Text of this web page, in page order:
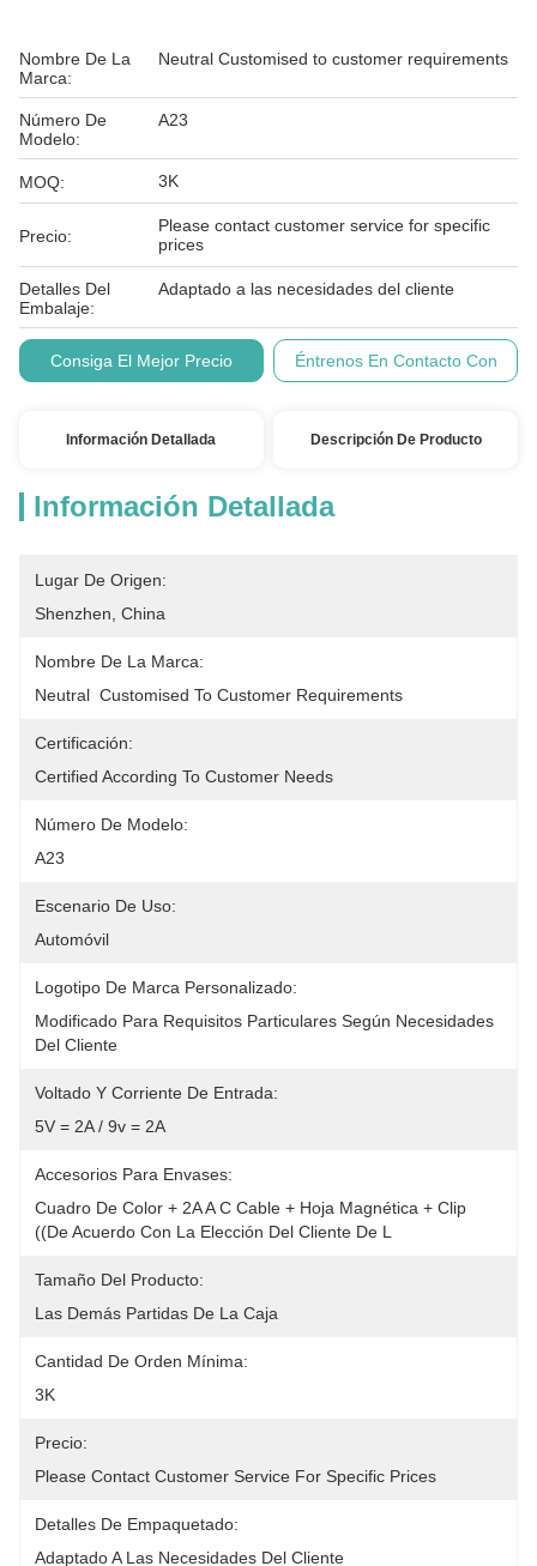
Nombre De La
Marca:
Neutral Customised to customer requirements
Número De
Modelo:
A23
MOQ: 3K
Precio:
Please contact customer service for specific
prices
Detalles Del
Embalaje:
Adaptado a las necesidades del cliente
Condiciones De
Pago:Consiga El Mejor Precio Éntrenos En Contacto Con
Información Detallada Descripción De Producto
Información Detallada
Lugar De Origen:
Shenzhen, China
Nombre De La Marca:
Neutral  Customised To Customer Requirements
Certificación:
Certified According To Customer Needs
Número De Modelo:
A23
Escenario De Uso:
Automóvil
Logotipo De Marca Personalizado:
Modificado Para Requisitos Particulares Según Necesidades
Del Cliente
Voltado Y Corriente De Entrada:
5V = 2A / 9v = 2A
Accesorios Para Envases:
Cuadro De Color + 2A A C Cable + Hoja Magnética + Clip
((de Acuerdo Con La Elección Del Cliente De L
Tamaño Del Producto:
Las Demás Partidas De La Caja
Cantidad De Orden Mínima:
3K
Precio:
Please Contact Customer Service For Specific Prices
Detalles De Empaquetado:
Adaptado A Las Necesidades Del Cliente